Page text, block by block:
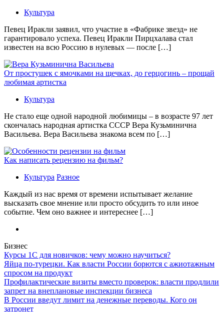
Культура
Певец Иракли заявил, что участие в «Фабрике звезд» не
гарантировало успеха. Певец Иракли Пирцхалава стал
известен на всю Россию в нулевых — после […]
От простушек с ямочками на щечках, до герцогинь – прощай
любимая артистка
Культура
Не стало еще одной народной любимицы – в возрасте 97 лет
скончалась народная артистка СССР Вера Кузьминична
Васильева. Вера Васильева знакома всем по […]
Как написать рецензию на фильм?
Культура Разное
Каждый из нас время от времени испытывает желание
высказать свое мнение или просто обсудить то или иное
событие. Чем оно важнее и интереснее […]
Бизнес
Курсы 1С для новичков: чему можно научиться?
Яйца по-турецки. Как власти России борются с ажиотажным
спросом на продукт
Профилактические визиты вместо проверок: власти продлили
запрет на внеплановые инспекции бизнеса
В России введут лимит на денежные переводы. Кого он
затронет